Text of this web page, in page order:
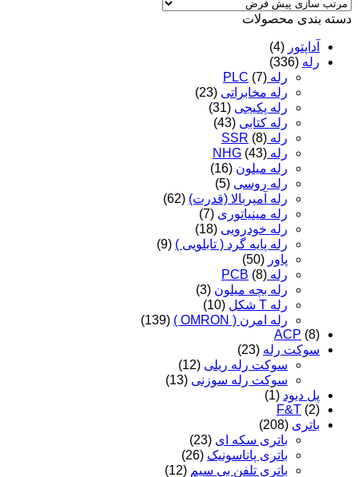
دسته‌ بندی محصولات
آداپتور (4)
رله (336)
رله PLC (7)
رله مخابراتی (23)
رله پکیجی (31)
رله کتابی (43)
رله SSR (8)
رله NHG (43)
رله میلون (16)
رله روسی (5)
رله آمپربالا (قدرت) (62)
رله مینیاتوری (7)
رله خودرویی (18)
رله پایه گرد ( تابلویی ) (9)
پاور (50)
رله PCB (8)
رله بچه میلون (3)
رله T شکل
(10)
رله امرن ( OMRON )
(139)
ACP (8)
سوکت رله (23)
سوکت رله ریلی (12)
سوکت رله سوزنی (13)
پل دیود (1)
F&T (2)
باتری (208)
باتری سکه ای (23)
باتری پاناسونیک (26)
باتری تلفن بی سیم (12)